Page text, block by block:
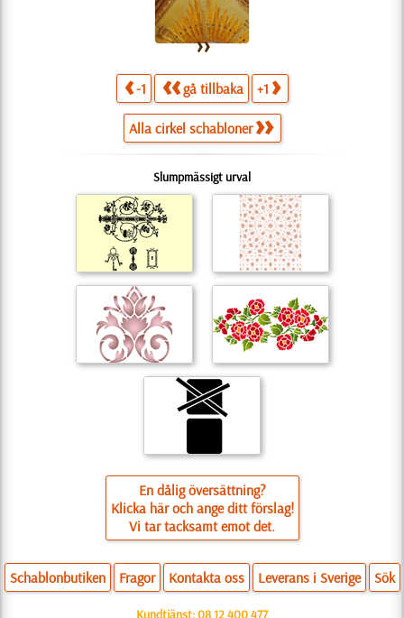
-1 gå tillbaka +1
Alla cirkel schabloner
Slumpmässigt urval
En dålig översättning?
Klicka här och ange ditt förslag!
Vi tar tacksamt emot det.
Schablonbutiken Fragor Kontakta oss Leverans i Sverige Sök
Kundtjänst:08 12 400 477